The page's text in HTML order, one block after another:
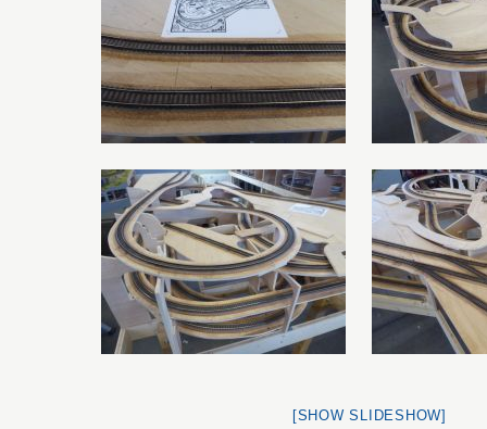
[SHOW SLIDESHOW]